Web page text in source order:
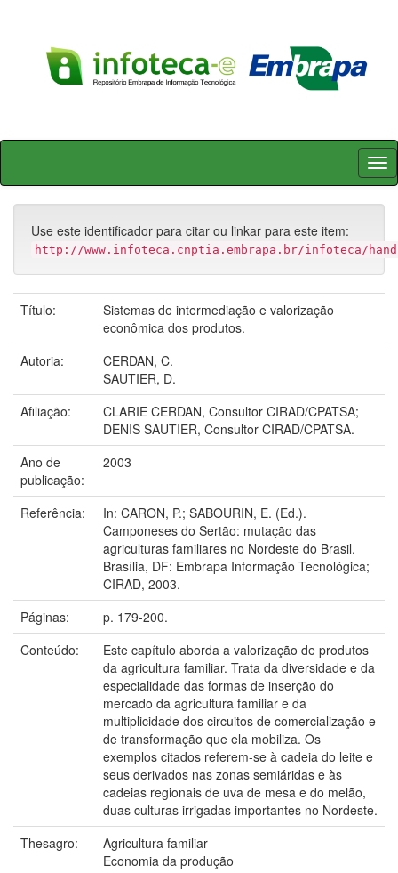
Skip
Use este identificador para citar ou linkar para este item:
http://www.infoteca.cnptia.embrapa.br/infoteca/
Título:
Sistemas de intermediação e valorização
econômica dos produtos.
Autoria:
CERDAN, C.
SAUTIER, D.
Afiliação:
CLARIE CERDAN, Consultor CIRAD/CPATSA;
DENIS SAUTIER, Consultor CIRAD/CPATSA.
Ano de
publicação:
2003
Referência:
In: CARON, P.; SABOURIN, E. (Ed.).
Camponeses do Sertão: mutação das
agriculturas familiares no Nordeste do Brasil.
Brasília, DF: Embrapa Informação Tecnológica;
CIRAD, 2003.
Páginas:
p. 179-200.
Conteúdo:
Este capítulo aborda a valorização de produtos
da agricultura familiar. Trata da diversidade e da
especialidade das formas de inserção do
mercado da agricultura familiar e da
multiplicidade dos circuitos de comercialização e
de transformação que ela mobiliza. Os
exemplos citados referem-se à cadeia do leite e
seus derivados nas zonas semiáridas e às
cadeias regionais de uva de mesa e do melão,
duas culturas irrigadas importantes no Nordeste.
Thesagro:
Agricultura familiar
Economia da produção